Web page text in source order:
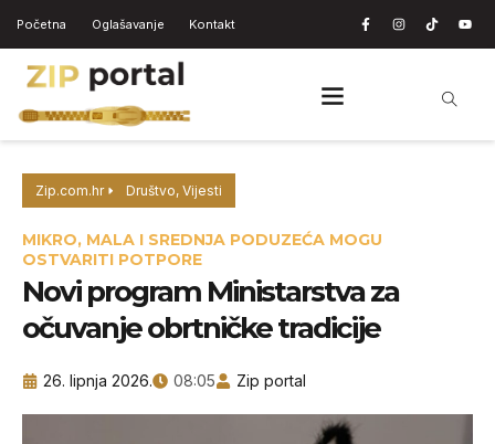
Početna Oglašavanje Kontakt
Zip.com.hr Društvo, Vijesti
MIKRO, MALA I SREDNJA PODUZEĆA MOGU
OSTVARITI POTPORE
Novi program Ministarstva za
očuvanje obrtničke tradicije
26. lipnja 2026. 08:05 Zip portal